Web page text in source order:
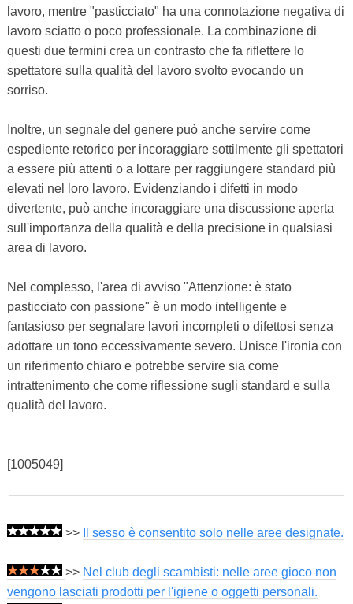
lavoro, mentre "pasticciato" ha una connotazione negativa di
lavoro sciatto o poco professionale. La combinazione di
questi due termini crea un contrasto che fa riflettere lo
spettatore sulla qualità del lavoro svolto evocando un
sorriso.
Inoltre, un segnale del genere può anche servire come
espediente retorico per incoraggiare sottilmente gli spettatori
a essere più attenti o a lottare per raggiungere standard più
elevati nel loro lavoro. Evidenziando i difetti in modo
divertente, può anche incoraggiare una discussione aperta
sull'importanza della qualità e della precisione in qualsiasi
area di lavoro.
Nel complesso, l'area di avviso "Attenzione: è stato
pasticciato con passione" è un modo intelligente e
fantasioso per segnalare lavori incompleti o difettosi senza
adottare un tono eccessivamente severo. Unisce l'ironia con
un riferimento chiaro e potrebbe servire sia come
intrattenimento che come riflessione sugli standard e sulla
qualità del lavoro.
[1005049]
>> Il sesso è consentito solo nelle aree designate.
>> Nel club degli scambisti: nelle aree gioco non
vengono lasciati prodotti per l'igiene o oggetti personali.